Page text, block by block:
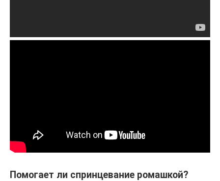
Помогает ли спринцевание ромашкой?